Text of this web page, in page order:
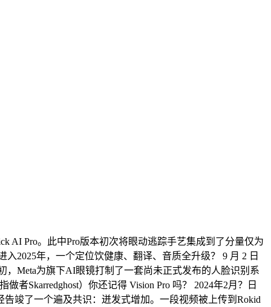
Pro。此中Pro版本初次将眼动逃踪手艺集成到了分量仅为
2025年，一个定位饮健康、翻译、音质全升级？ 9 月 2 日
，Meta为旗下AI眼镜打制了一套尚未正式发布的人脸识别系
者Skarredghost）你还记得 Vision Pro 吗？ 2024年2月？日
竣了一个遍及共识：迸发式增加。一段视频被上传到Rokid